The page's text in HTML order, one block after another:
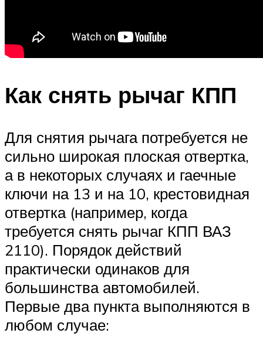
Как снять рычаг КПП
Для снятия рычага потребуется не
сильно широкая плоская отвертка,
а в некоторых случаях и гаечные
ключи на 13 и на 10, крестовидная
отвертка (например, когда
требуется снять рычаг КПП ВАЗ
2110). Порядок действий
практически одинаков для
большинства автомобилей.
Первые два пункта выполняются в
любом случае: